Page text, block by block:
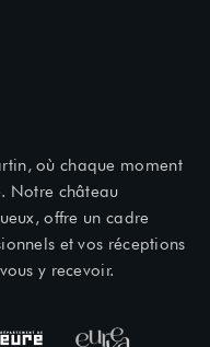
où chaque moment
Notre château
offre un cadre
et vos réceptions
y recevoir.